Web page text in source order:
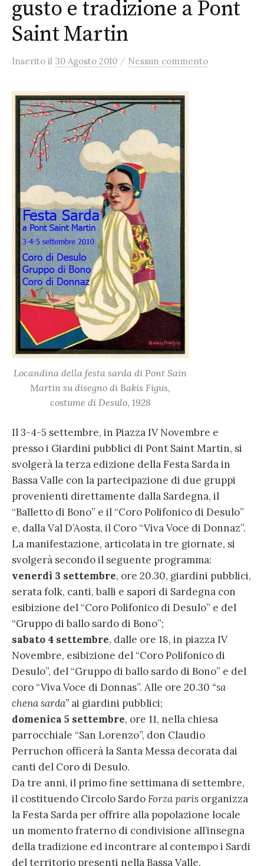
gusto e tradizione a Pont
Saint Martin
Inserito il 30 Agosto 2010 / Nessun commento
Locandina della festa sarda di Pont Sain
Martin su disegno di Bakis Figus,
costume di Desulo, 1928
Il 3-4-5 settembre, in Piazza IV Novembre e
presso i Giardini pubblici di Pont Saint Martin, si
svolgerà la terza edizione della Festa Sarda in
Bassa Valle con la partecipazione di due gruppi
provenienti direttamente dalla Sardegna, il
“Balletto di Bono” e il “Coro Polifonico di Desulo”
e, dalla Val D’Aosta, il Coro “Viva Voce di Donnaz”.
La manifestazione, articolata in tre giornate, si
svolgerà secondo il seguente programma:
venerdì 3 settembre, ore 20.30, giardini pubblici,
serata folk, canti, balli e sapori di Sardegna con
esibizione del “Coro Polifonico di Desulo” e del
“Gruppo di ballo sardo di Bono”;
sabato 4 settembre, dalle ore 18, in piazza IV
Novembre, esibizione del “Coro Polifonico di
Desulo”, del “Gruppo di ballo sardo di Bono” e del
coro “Viva Voce di Donnas”. Alle ore 20.30 “sa
chena sarda” ai giardini pubblici;
domenica 5 settembre, ore 11, nella chiesa
parrocchiale “San Lorenzo”, don Claudio
Perruchon officerà la Santa Messa decorata dai
canti del Coro di Desulo.
Da tre anni, il primo fine settimana di settembre,
il costituendo Circolo SardoForza paris organizza
la Festa Sarda per offrire alla popolazione locale
un momento fraterno di condivisione all’insegna
della tradizione ed incontrare al contempo i Sardi
del territorio presenti nella Bassa Valle.